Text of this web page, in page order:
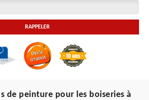
de peinture pour les boiseries à